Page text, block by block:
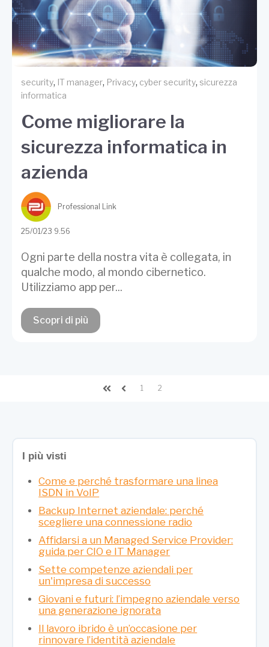
security, IT manager, Privacy, cyber security, sicurezza
informatica
Come migliorare la
sicurezza informatica in
azienda
Professional Link
25/01/23 9.56
Ogni parte della nostra vita è collegata, in
qualche modo, al mondo cibernetico.
Utilizziamo app per...
Scopri di più
PrimaIndietro
1 2
I più visti
Come e perché trasformare una linea
ISDN in VoIP
Backup Internet aziendale: perché
scegliere una connessione radio
Affidarsi a un Managed Service Provider:
guida per CIO e IT Manager
Sette competenze aziendali per
un'impresa di successo
Giovani e futuri: l’impegno aziendale verso
una generazione ignorata
Il lavoro ibrido è un’occasione per
rinnovare l’identità aziendale